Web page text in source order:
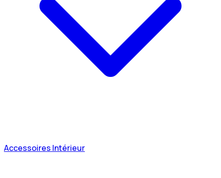
Accessoires Intérieur